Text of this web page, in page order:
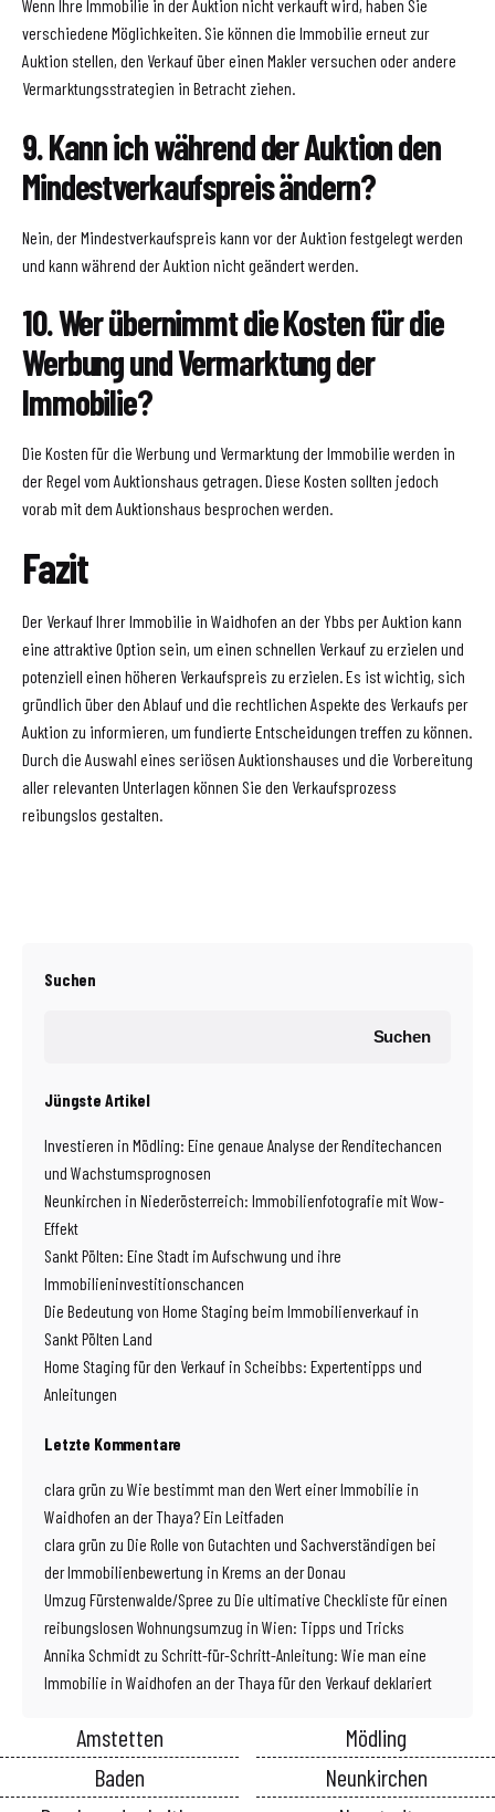
Wenn Ihre Immobilie in der Auktion nicht verkauft wird, haben Sie
verschiedene Möglichkeiten. Sie können die Immobilie erneut zur
Auktion stellen, den Verkauf über einen Makler versuchen oder andere
Vermarktungsstrategien in Betracht ziehen.
9. Kann ich während der Auktion den
Mindestverkaufspreis ändern?
Nein, der Mindestverkaufspreis kann vor der Auktion festgelegt werden
und kann während der Auktion nicht geändert werden.
10. Wer übernimmt die Kosten für die
Werbung und Vermarktung der
Immobilie?
Die Kosten für die Werbung und Vermarktung der Immobilie werden in
der Regel vom Auktionshaus getragen. Diese Kosten sollten jedoch
vorab mit dem Auktionshaus besprochen werden.
Fazit
Der Verkauf Ihrer Immobilie in Waidhofen an der Ybbs per Auktion kann
eine attraktive Option sein, um einen schnellen Verkauf zu erzielen und
potenziell einen höheren Verkaufspreis zu erzielen. Es ist wichtig, sich
gründlich über den Ablauf und die rechtlichen Aspekte des Verkaufs per
Auktion zu informieren, um fundierte Entscheidungen treffen zu können.
Durch die Auswahl eines seriösen Auktionshauses und die Vorbereitung
aller relevanten Unterlagen können Sie den Verkaufsprozess
reibungslos gestalten.
Suchen
Suchen
Jüngste Artikel
Investieren in Mödling: Eine genaue Analyse der Renditechancen
und Wachstumsprognosen
Neunkirchen in Niederösterreich: Immobilienfotografie mit Wow-
Effekt
Sankt Pölten: Eine Stadt im Aufschwung und ihre
Immobilieninvestitionschancen
Die Bedeutung von Home Staging beim Immobilienverkauf in
Sankt Pölten Land
Home Staging für den Verkauf in Scheibbs: Expertentipps und
Anleitungen
Letzte Kommentare
clara grün zu Wie bestimmt man den Wert einer Immobilie in
Waidhofen an der Thaya? Ein Leitfaden
clara grün zu Die Rolle von Gutachten und Sachverständigen bei
der Immobilienbewertung in Krems an der Donau
Umzug Fürstenwalde/Spree zu Die ultimative Checkliste für einen
reibungslosen Wohnungsumzug in Wien: Tipps und Tricks
Annika Schmidt zu Schritt-für-Schritt-Anleitung: Wie man eine
Immobilie in Waidhofen an der Thaya für den Verkauf deklariert
Amstetten
Baden
Mödling
Neunkirchen